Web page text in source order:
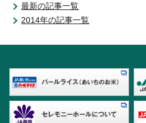
最新の記事一覧
2014年の記事一覧